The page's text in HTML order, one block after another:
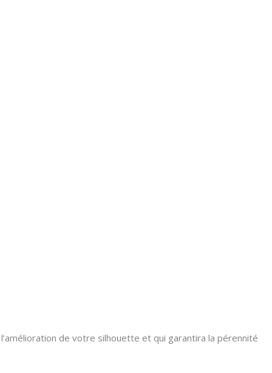
de votre silhouette et qui garantira la pérennité